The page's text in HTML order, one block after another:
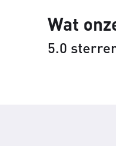
Wat
5.0